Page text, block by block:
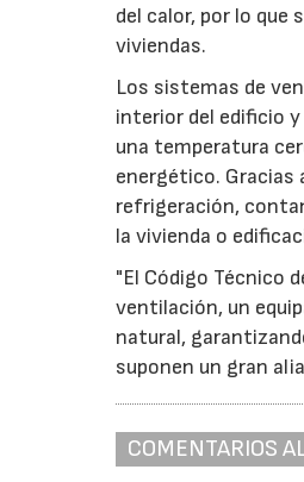
del calor, por lo que
viviendas.
Los sistemas de
interior del edificio
una temperatura
energético. Gracias
refrigeración,
la vivienda o
"El Código Técnico
ventilación, un
natural,
suponen un gran
COMENTARIOS